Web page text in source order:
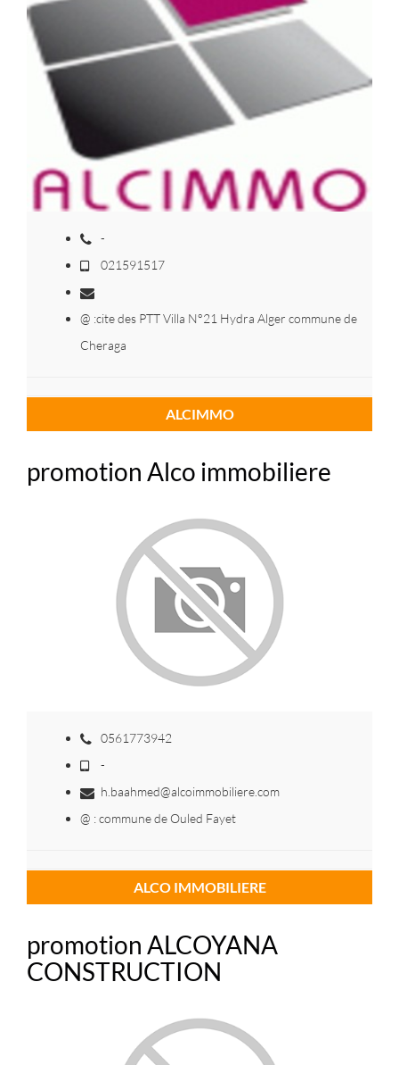
-
021591517
@ :cite des PTT Villa N°21 Hydra Alger commune de
Cheraga
ALCIMMO
promotion Alco immobiliere
0561773942
-
h.baahmed@alcoimmobiliere.com
@ : commune de Ouled Fayet
ALCO IMMOBILIERE
promotion ALCOYANA
CONSTRUCTION